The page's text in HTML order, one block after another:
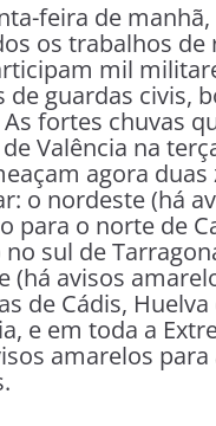
feira de manhã,
os trabalhos de
mil
de guardas civis,
fortes chuvas
Valência na
agora duas
o nordeste (há
para o norte de
sul de
(há avisos
de Cádis, Huelva
e em toda a
amarelos para